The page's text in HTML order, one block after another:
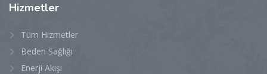
Hizmetler
Tüm Hizmetler
Beden Sağlığı
Enerji Akışı